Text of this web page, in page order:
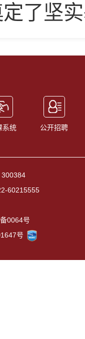
了坚
系统 公开招聘
300384
60215555
0064号
号